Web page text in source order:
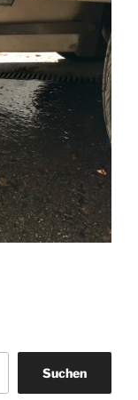
Suchen